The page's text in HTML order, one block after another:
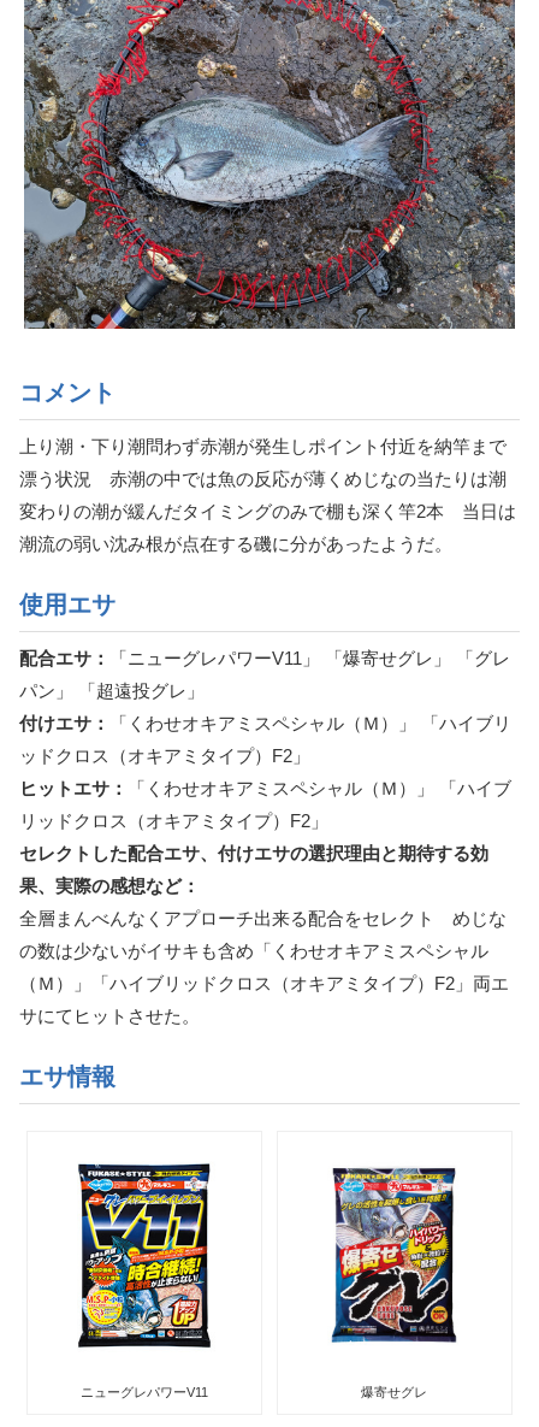
コメント
上り潮・下り潮問わず赤潮が発生しポイント付近を納竿まで
漂う状況 赤潮の中では魚の反応が薄くめじなの当たりは潮
変わりの潮が緩んだタイミングのみで棚も深く竿2本 当日は
潮流の弱い沈み根が点在する磯に分があったようだ。
使用エサ
配合エサ：
「ニューグレパワーV11」 「爆寄せグレ」 「グレ
パン」 「超遠投グレ」
付けエサ：
「くわせオキアミスペシャル（Ｍ）」 「ハイブリ
ッドクロス（オキアミタイプ）F2」
ヒットエサ：
「くわせオキアミスペシャル（Ｍ）」 「ハイブ
リッドクロス（オキアミタイプ）F2」
セレクトした配合エサ、付けエサの選択理由と期待する効
果、実際の感想など：
全層まんべんなくアプローチ出来る配合をセレクト めじな
の数は少ないがイサキも含め「くわせオキアミスペシャル
（Ｍ）」「ハイブリッドクロス（オキアミタイプ）F2」両エ
サにてヒットさせた。
エサ情報
ニューグレパワーV11 爆寄せグレ